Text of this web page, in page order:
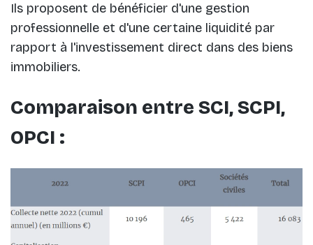
Ils proposent de bénéficier d'une gestion
professionnelle et d'une certaine liquidité par
rapport à l'investissement direct dans des biens
immobiliers.
Comparaison entre SCI, SCPI,
OPCI :